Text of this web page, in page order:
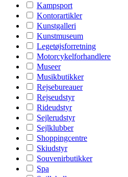
Kampsport
Kontorartikler
Kunstgalleri
Kunstmuseum
Legetøjsforretning
Motorcykelforhandlere
Museer
Musikbutikker
Rejsebureauer
Rejseudstyr
Rideudstyr
Sejlerudstyr
Sejlklubber
Shoppingcentre
Skiudstyr
Souvenirbutikker
Spa